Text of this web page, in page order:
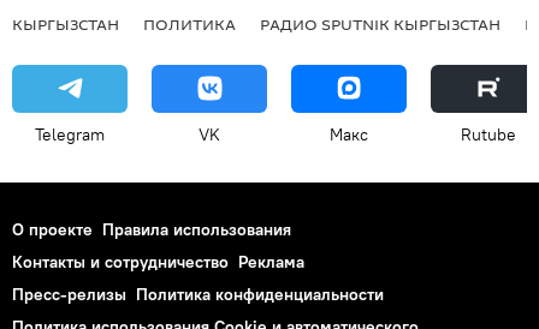
КЫРГЫЗСТАН ПОЛИТИКА РАДИО SPUTNIK КЫРГЫЗСТАН
Telegram VK Макс Rutube
О проекте Правила использования
Контакты и сотрудничество Реклама
Пресс-релизы Политика конфиденциальности